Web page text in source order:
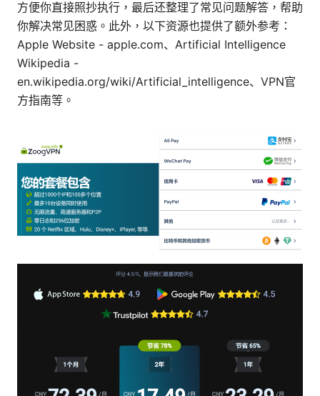
方便你直接照抄执行，最后还整理了常见问题解答，帮助
你解决常见困惑。此外，以下资源也提供了额外参考：
Apple Website - apple.com、Artificial Intelligence
Wikipedia -
en.wikipedia.org/wiki/Artificial_intelligence、VPN官
方指南等。